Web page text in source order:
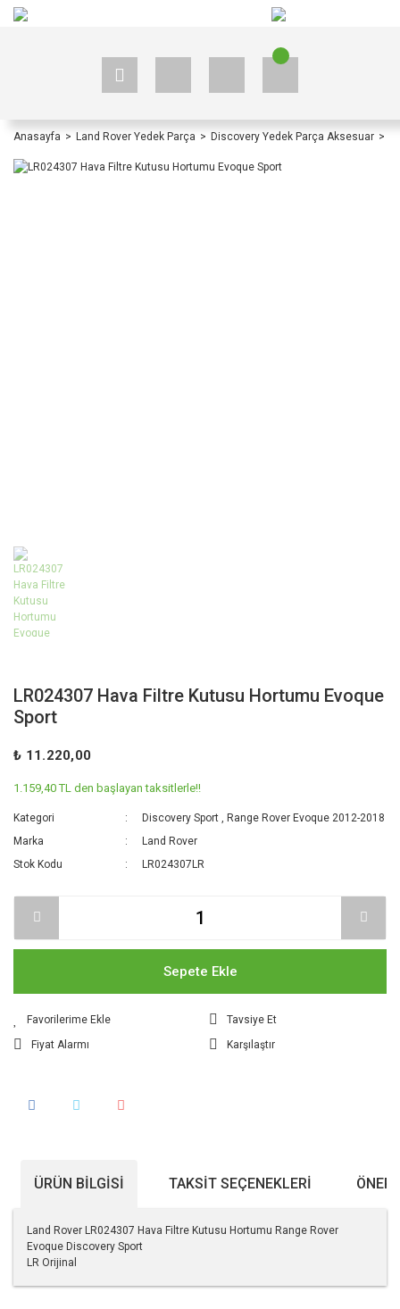
Anasayfa Land Rover Yedek Parça Discovery Yedek Parça Aksesuar
LR024307 Hava Filtre Kutusu Hortumu Evoque
Sport
₺ 11.220,00
1.159,40 TL den başlayan taksitlerle!!
Kategori Discovery Sport ,Range Rover Evoque 2012-2018
Marka
Land Rover
Stok Kodu
LR024307LR
Sepete Ekle
Tavsiye Et
Fiyat Alarmı
Karşılaştır
ÜRÜN BILGISI TAKSIT SEÇENEKLERI
Land Rover LR024307 Hava Filtre Kutusu Hortumu Range Rover
Evoque Discovery Sport
LR Orijinal